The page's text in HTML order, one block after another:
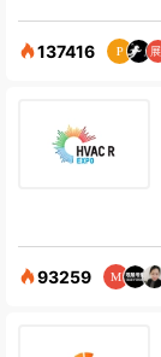
137416
93259